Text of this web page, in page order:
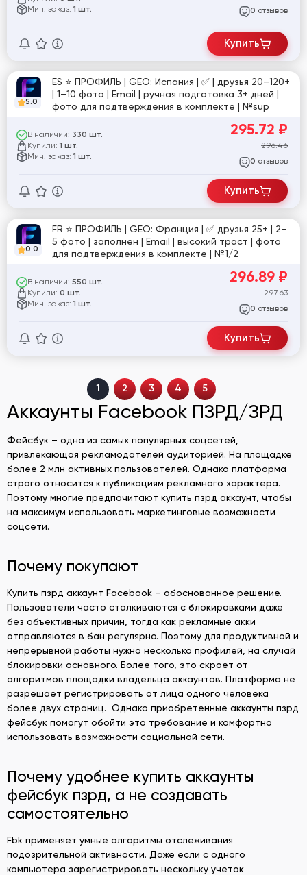
Мин. заказ: 1 шт. 0 отзывов
Купить
5.0
ES ⭐️ ПРОФИЛЬ | GEO: Испания | ✅ | друзья 20–120+
| 1–10 фото | Email | ручная подготовка 3+ дней |
фото для подтверждения в комплекте | №sup
В наличии: 330 шт.
Купили: 1 шт.
Мин. заказ: 1 шт.
295.72 ₽
296.46
0 отзывов
Купить
0.0
FR ⭐️ ПРОФИЛЬ | GEO: Франция | ✅ друзья 25+ | 2–
5 фото | заполнен | Email | высокий траст | фото
для подтверждения в комплекте | №1/2
В наличии: 550 шт.
Купили: 0 шт.
Мин. заказ: 1 шт.
296.89 ₽
297.63
0 отзывов
Купить
1 2 3 4 5
Аккаунты Facebook ПЗРД/ЗРД
Фейсбук – одна из самых популярных соцсетей,
привлекающая рекламодателей аудиторией. На площадке
более 2 млн активных пользователей. Однако платформа
строго относится к публикациям рекламного характера.
Поэтому многие предпочитают купить пзрд аккаунт, чтобы
на максимум использовать маркетинговые возможности
соцсети.
Почему покупают
Купить пзрд аккаунт Facebook – обоснованное решение.
Пользователи часто сталкиваются с блокировками даже
без объективных причин, тогда как рекламные акки
отправляются в бан регулярно. Поэтому для продуктивной и
непрерывной работы нужно несколько профилей, на случай
блокировки основного. Более того, это скроет от
алгоритмов площадки владельца аккаунтов. Платформа не
разрешает регистрировать от лица одного человека
более двух страниц. Однако приобретенные аккаунты пзрд
фейсбук помогут обойти это требование и комфортно
использовать возможности социальной сети.
Почему удобнее купить аккаунты
фейсбук пзрд, а не создавать
самостоятельно
Fbk применяет умные алгоритмы отслеживания
подозрительной активности. Даже если с одного
компьютера зарегистрировать нескольку учеток